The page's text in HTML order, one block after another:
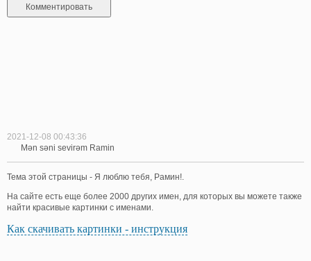
2021-12-08 00:43:36
Mən səni sevirəm Ramin
Тема этой страницы - Я люблю тебя, Рамин!.
На сайте есть еще более 2000 других имен, для которых вы можете также
найти красивые картинки с именами.
Как скачивать картинки - инструкция